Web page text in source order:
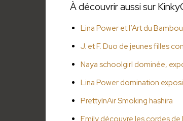
À découvrir aussi sur
Lina Power et l’Art du
J. et F. Duo de jeunes filles
Naya schoolgirl dominée,
Lina Power domination
PrettyInAir Smoking hashira